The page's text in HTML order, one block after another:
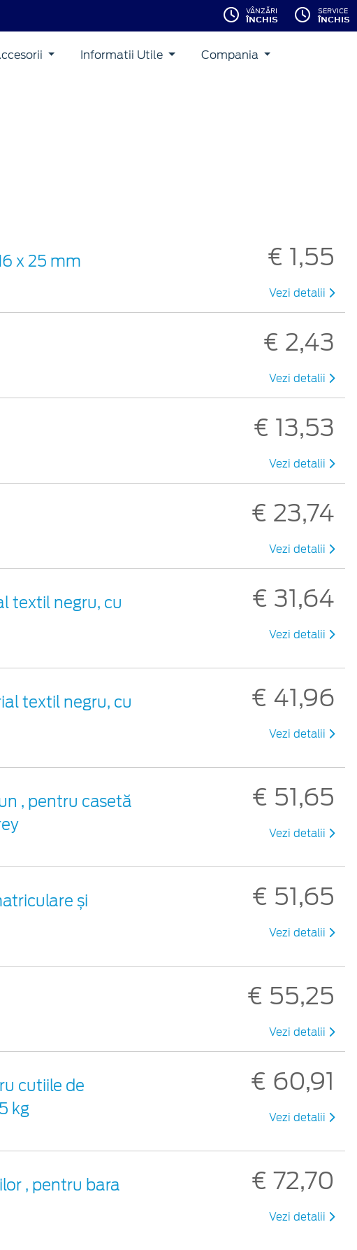
VÂNZĂRI
ÎNCHIS
SERVICE
ÎNCHIS
Informatii Utile Compania
x 25 mm € 1,55
Vezi detalii
€ 2,43
Vezi detalii
€ 13,53
Vezi detalii
€ 23,74
Vezi detalii
textil negru, cu
€ 31,64
Vezi detalii
textil negru, cu
€ 41,96
Vezi detalii
, pentru casetă
€ 51,65
Vezi detalii
și
€ 51,65
Vezi detalii
€ 55,25
Vezi detalii
cutiile de
kg
€ 60,91
Vezi detalii
, pentru bara
€ 72,70
Vezi detalii